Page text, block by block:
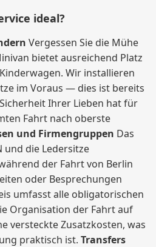
ideal?
Vergessen Sie die Mühe
bietet ausreichend Platz
Wir installieren
im Voraus — dies ist bereits
Ihrer Lieben hat für
Fahrt nach oberste
und Firmengruppen Das
und die Ledersitze
der Fahrt von Berlin
oder Besprechungen
umfasst alle obligatorischen
Organisation der Fahrt auf
versteckte Zusatzkosten, was
praktisch ist. Transfers